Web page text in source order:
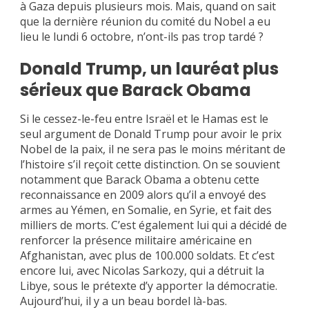
à Gaza depuis plusieurs mois. Mais, quand on sait
que la dernière réunion du comité du Nobel a eu
lieu le lundi 6 octobre, n’ont-ils pas trop tardé ?
Donald Trump, un lauréat plus
sérieux que Barack Obama
Si le cessez-le-feu entre Israël et le Hamas est le
seul argument de Donald Trump pour avoir le prix
Nobel de la paix, il ne sera pas le moins méritant de
l’histoire s’il reçoit cette distinction. On se souvient
notamment que Barack Obama a obtenu cette
reconnaissance en 2009 alors qu’il a envoyé des
armes au Yémen, en Somalie, en Syrie, et fait des
milliers de morts. C’est également lui qui a décidé de
renforcer la présence militaire américaine en
Afghanistan, avec plus de 100.000 soldats. Et c’est
encore lui, avec Nicolas Sarkozy, qui a détruit la
Libye, sous le prétexte d’y apporter la démocratie.
Aujourd’hui, il y a un beau bordel là-bas.